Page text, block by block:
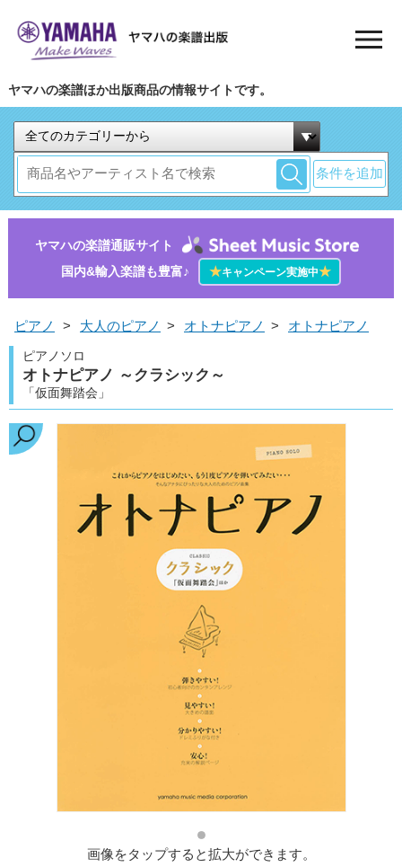
ヤマハの楽譜ほか出版商品の情報サイトです。
条件を追加
ヤマハの楽譜通販サイト
国内&輸入楽譜も豊富♪
★キャンペーン実施中★
ピアノ > 大人のピアノ > オトナピアノ > オトナピアノ
ピアノソロ
オトナピアノ ～クラシック～
「仮面舞踏会」
画像をタップすると拡大ができます。